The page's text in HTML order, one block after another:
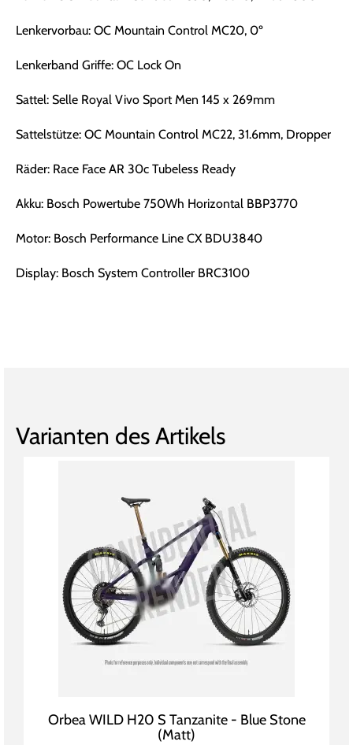
Lenkervorbau: OC Mountain Control MC20, 0º
Lenkerband Griffe: OC Lock On
Sattel: Selle Royal Vivo Sport Men 145 x 269mm
Sattelstütze: OC Mountain Control MC22, 31.6mm, Dropper
Räder: Race Face AR 30c Tubeless Ready
Akku: Bosch Powertube 750Wh Horizontal BBP3770
Motor: Bosch Performance Line CX BDU3840
Display: Bosch System Controller BRC3100
Varianten des Artikels
Orbea WILD H20 S Tanzanite - Blue Stone
(Matt)